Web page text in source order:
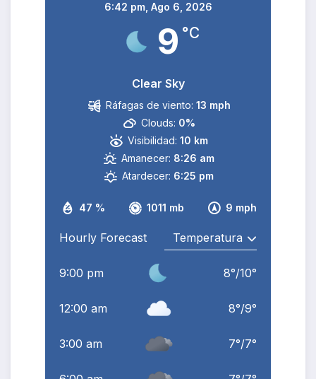
6:42 pm, Ago 6, 2026
9 °C
Clear Sky
47 % 1011 mb 9 mph
Ráfagas de viento: 13 mph
Clouds: 0%
Visibilidad: 10 km
Amanecer: 8:26 am
Atardecer: 6:25 pm
Hourly Forecast
9:00 pm 8°/10°
12:00 am 8°/9°
3:00 am 7°/7°